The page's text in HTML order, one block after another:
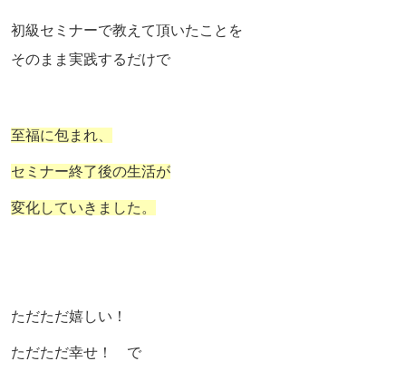
初級セミナーで教えて頂いたことを
そのまま実践するだけで
至福に包まれ、
セミナー終了後の生活が
変化していきました。
ただただ嬉しい！
ただただ幸せ！ で